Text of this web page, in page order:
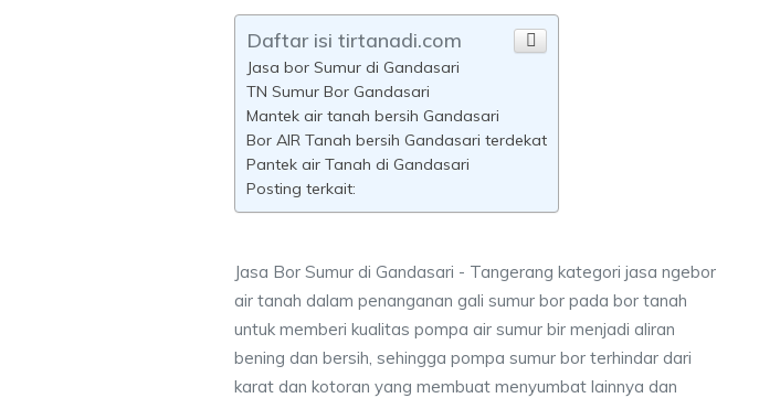
Daftar isi tirtanadi.com
Jasa bor Sumur di Gandasari
TN Sumur Bor Gandasari
Mantek air tanah bersih Gandasari
Bor AIR Tanah bersih Gandasari terdekat
Pantek air Tanah di Gandasari
Posting terkait:
Jasa Bor Sumur di Gandasari - Tangerang kategori jasa ngebor
air tanah dalam penanganan gali sumur bor pada bor tanah
untuk memberi kualitas pompa air sumur bir menjadi aliran
bening dan bersih, sehingga pompa sumur bor terhindar dari
karat dan kotoran yang membuat menyumbat lainnya dan